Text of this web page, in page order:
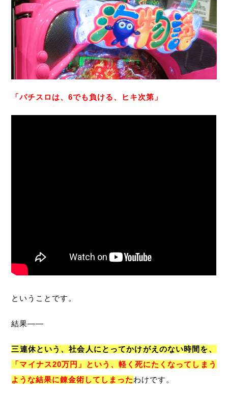
「パチスロは、6でも負ける、ヒキ次第」
ということです。
結果――
三連休という、社会人にとってかけがえのない時間を、
「マイナス20万円」という、軽く死にたくなってしまう
ような結果に錬金術してしまったわけです。